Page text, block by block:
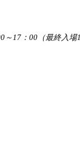
：00～17：00